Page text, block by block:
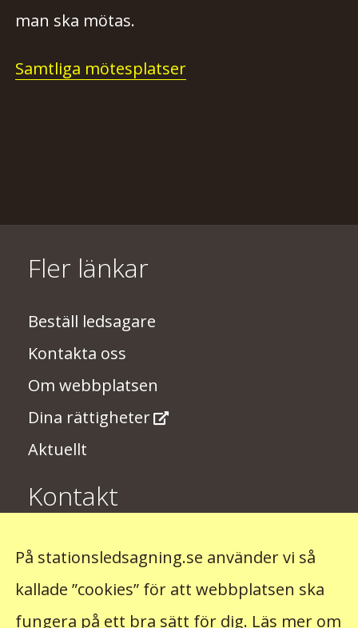
På stationsledsagning.se använder vi så
kallade ”cookies” för att webbplatsen ska
fungera på ett bra sätt för dig. Läs mer om
man ska mötas.
Samtliga mötesplatser
Fler länkar
Beställ ledsagare
Kontakta oss
Om webbplatsen
Dina rättigheter
Aktuellt
Kontakt
Har du några synpunkter på
stationsledsagning@trafikverket.se